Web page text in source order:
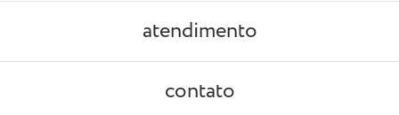
atendimento
contato